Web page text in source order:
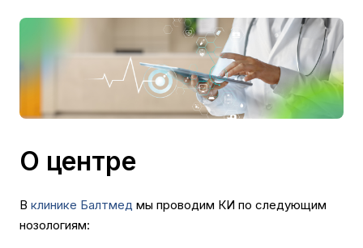
О центре
В клинике Балтмед мы проводим КИ по следующим
нозологиям: